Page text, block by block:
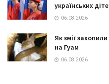
українських
06.08.2026
Як змії
на Гуам
06.08.2026